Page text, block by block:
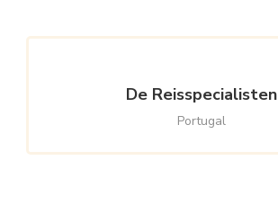
De Reisspecialisten
Portugal